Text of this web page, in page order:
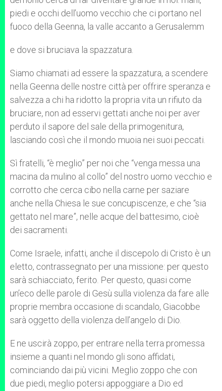
piedi e occhi dell’uomo vecchio che ci portano nel
fuoco della Geenna, la valle accanto a Gerusalemm
e dove si bruciava la spazzatura.
Siamo chiamati ad essere la spazzatura, a scendere
nella Geenna delle nostre città per offrire speranza e
salvezza a chi ha ridotto la propria vita un rifiuto da
bruciare, non ad esservi gettati anche noi per aver
perduto il sapore del sale della primogenitura,
lasciando così che il mondo muoia nei suoi peccati.
Sì fratelli, “è meglio” per noi che “venga messa una
macina da mulino al collo” del nostro uomo vecchio e
corrotto che cerca cibo nella carne per saziare
anche nella Chiesa le sue concupiscenze, e che “sia
gettato nel mare”, nelle acque del battesimo, cioè
dei sacramenti.
Come Israele, infatti, anche il discepolo di Cristo è un
eletto, contrassegnato per una missione: per questo
sarà schiacciato, ferito. Per questo, quasi come
un’eco delle parole di Gesù sulla violenza da fare alle
proprie membra occasione di scandalo, Giacobbe
sarà oggetto della violenza dell’angelo di Dio.
E ne uscirà zoppo, per entrare nella terra promessa
insieme a quanti nel mondo gli sono affidati,
cominciando dai più vicini. Meglio zoppo che con
due piedi, meglio potersi appoggiare a Dio ed